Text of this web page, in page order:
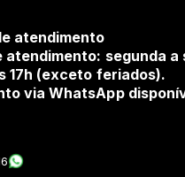
atendimento
atendimento: segunda
17h (exceto feriados).
via WhatsApp